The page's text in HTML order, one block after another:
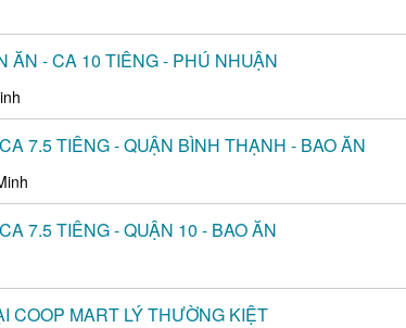
ĂN - CA 10 TIẾNG - PHÚ NHUẬN
7.5 TIẾNG - QUẬN BÌNH THẠNH - BAO ĂN
7.5 TIẾNG - QUẬN 10 - BAO ĂN
COOP MART LÝ THƯỜNG KIỆT